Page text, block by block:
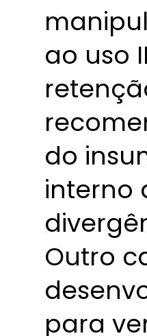
ao uso
do
interno
Outro
para